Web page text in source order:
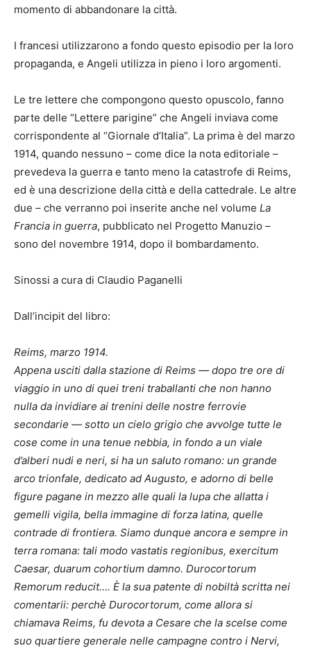
momento di abbandonare la città.
I francesi utilizzarono a fondo questo episodio per la loro
propaganda, e Angeli utilizza in pieno i loro argomenti.
Le tre lettere che compongono questo opuscolo, fanno
parte delle “Lettere parigine” che Angeli inviava come
corrispondente al “Giornale d’Italia”. La prima è del marzo
1914, quando nessuno – come dice la nota editoriale –
prevedeva la guerra e tanto meno la catastrofe di Reims,
ed è una descrizione della città e della cattedrale. Le altre
due – che verranno poi inserite anche nel volume La
Francia in guerra, pubblicato nel Progetto Manuzio –
sono del novembre 1914, dopo il bombardamento.
Sinossi a cura di Claudio Paganelli
Dall’incipit del libro:
Reims, marzo 1914.
Appena usciti dalla stazione di Reims — dopo tre ore di
viaggio in uno di quei treni traballanti che non hanno
nulla da invidiare ai trenini delle nostre ferrovie
secondarie — sotto un cielo grigio che avvolge tutte le
cose come in una tenue nebbia, in fondo a un viale
d’alberi nudi e neri, si ha un saluto romano: un grande
arco trionfale, dedicato ad Augusto, e adorno di belle
figure pagane in mezzo alle quali la lupa che allatta i
gemelli vigila, bella immagine di forza latina, quelle
contrade di frontiera. Siamo dunque ancora e sempre in
terra romana: tali modo vastatis regionibus, exercitum
Caesar, duarum cohortium damno. Durocortorum
Remorum reducit…. È la sua patente di nobiltà scritta nei
comentarii: perchè Durocortorum, come allora si
chiamava Reims, fu devota a Cesare che la scelse come
suo quartiere generale nelle campagne contro i Nervi,